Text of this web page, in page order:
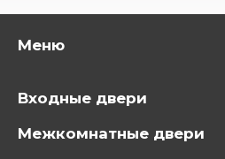
Меню
Входные двери
Межкомнатные двери